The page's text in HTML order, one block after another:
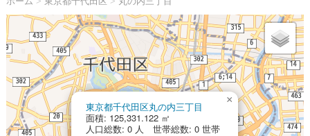
東京都千代田区丸の内三丁目
面積: 125,331.122 ㎡
人口総数: 0 人 世帯総数: 0 世帯
×